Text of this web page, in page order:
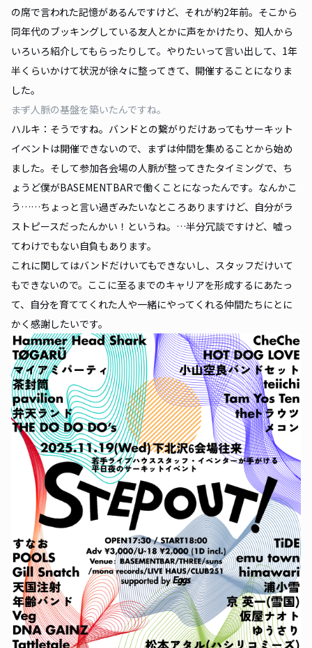
の席で言われた記憶があるんですけど、それが約2年前。そこから
同年代のブッキングしている友人とかに声をかけたり、知人から
いろいろ紹介してもらったりして。やりたいって言い出して、1年
半くらいかけて状況が徐々に整ってきて、開催することになりま
した。
――まず人脈の基盤を築いたんですね。
ハルキ：そうですね。バンドとの繋がりだけあってもサーキット
イベントは開催できないので、まずは仲間を集めることから始め
ました。そして参加各会場の人脈が整ってきたタイミングで、ち
ょうど僕がBASEMENTBARで働くことになったんです。なんかこ
う……ちょっと言い過ぎみたいなところありますけど、自分がラ
ストピースだったんかい！というね。…半分冗談ですけど、嘘っ
てわけでもない自負もあります。
これに関してはバンドだけいてもできないし、スタッフだけいて
もできないので。ここに至るまでのキャリアを形成するにあたっ
て、自分を育ててくれた人や一緒にやってくれる仲間たちにとに
かく感謝したいです。